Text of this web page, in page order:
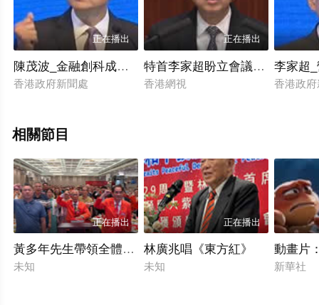
正在播出
陳茂波_金融創科成短中期發展引擎
香港政府新聞處
正在播出
特首李家超盼立會議員勇于承擔
香港網視
李家超
香港政
相關節目
正在播出
黃多年先生帶領全體與會嘉賓，面對國旗、莊嚴宣誓
未知
正在播出
林廣兆唱《東方紅》
未知
動畫片
新華社